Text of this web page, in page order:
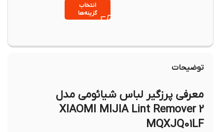
انتخاب
گزینه‌ها
توضیحات
معرفی پرزگیر لباس شیائومی مدل
XIAOMI MIJIA Lint Remover 2
MQXJQ01LF